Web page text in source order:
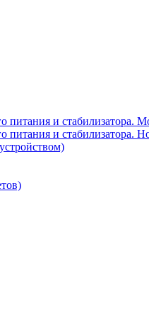
питания и стабилизатора.
и стабилизатора.